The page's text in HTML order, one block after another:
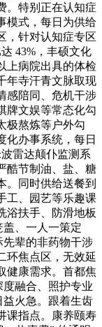
。特别正在认知症
模式，每日为供给
，针对认知症专区
43%，丰硕文化
上病院出具的体检
年寺汗青文脉取现
感陪同、危机干涉
牌文娱等常态化勾
极熬炼等户外勾
化办事系统，每日
雷达颠仆监测系
酷节制油、盐、糖
。同时供给送餐到
工、园艺等乐趣课
浴扶手、防滑地板
、一人一策定
先辈的非药物干涉
环焦点区，无效延
健康需求。首都焦
度融合、照护专业
益火急。跟着生齿
课指点。康养颐寿